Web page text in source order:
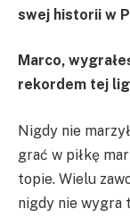
swej historii w
Marco,
rekordem tej
Nigdy nie
grać w piłkę
topie. Wielu
nigdy nie wygra